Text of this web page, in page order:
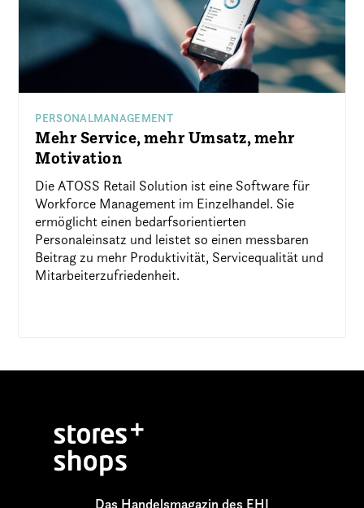
PERSONALMANAGEMENT
Mehr Service, mehr Umsatz, mehr
Motivation
Die ATOSS Retail Solution ist eine Software für
Workforce Management im Einzelhandel. Sie
ermöglicht einen bedarfsorientierten
Personaleinsatz und leistet so einen messbaren
Beitrag zu mehr Produktivität, Servicequalität und
Mitarbeiterzufriedenheit.
Das Handelsmagazin des EHI